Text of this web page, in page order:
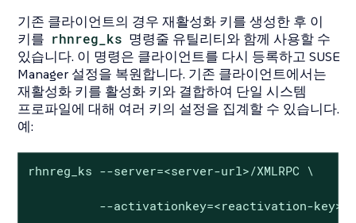
기존 클라이언트의 경우 재활성화 키를 생성한 후 이
키를 rhnreg_ks 명령줄 유틸리티와 함께 사용할 수
있습니다. 이 명령은 클라이언트를 다시 등록하고 SUSE
Manager 설정을 복원합니다. 기존 클라이언트에서는
재활성화 키를 활성화 키와 결합하여 단일 시스템
프로파일에 대해 여러 키의 설정을 집계할 수 있습니다.
예:
rhnreg_ks --server=<server-url>/XMLRPC \
--activationkey=<reactivation-